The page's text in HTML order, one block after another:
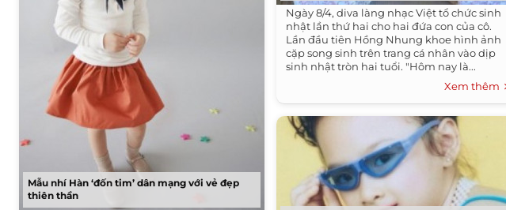
Mẫu nhí Hàn ‘đốn tim’ dân mạng với vẻ đẹp
thiên thần
Ngày 8/4, diva làng nhạc Việt tổ chức sinh
nhật lần thứ hai cho hai đứa con của cô.
Lần đầu tiên Hồng Nhung khoe hình ảnh
cặp song sinh trên trang cá nhân vào dịp
sinh nhật tròn hai tuổi. "Hôm nay là...
Xem thêm